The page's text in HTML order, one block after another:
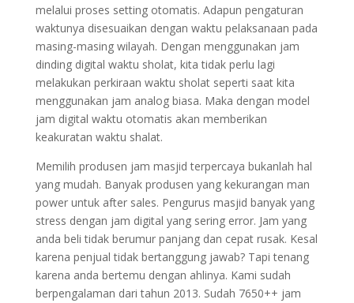
melalui proses setting otomatis. Adapun pengaturan
waktunya disesuaikan dengan waktu pelaksanaan pada
masing-masing wilayah. Dengan menggunakan jam
dinding digital waktu sholat, kita tidak perlu lagi
melakukan perkiraan waktu sholat seperti saat kita
menggunakan jam analog biasa. Maka dengan model
jam digital waktu otomatis akan memberikan
keakuratan waktu shalat.
Memilih produsen jam masjid terpercaya bukanlah hal
yang mudah. Banyak produsen yang kekurangan man
power untuk after sales. Pengurus masjid banyak yang
stress dengan jam digital yang sering error. Jam yang
anda beli tidak berumur panjang dan cepat rusak. Kesal
karena penjual tidak bertanggung jawab? Tapi tenang
karena anda bertemu dengan ahlinya. Kami sudah
berpengalaman dari tahun 2013. Sudah 7650++ jam